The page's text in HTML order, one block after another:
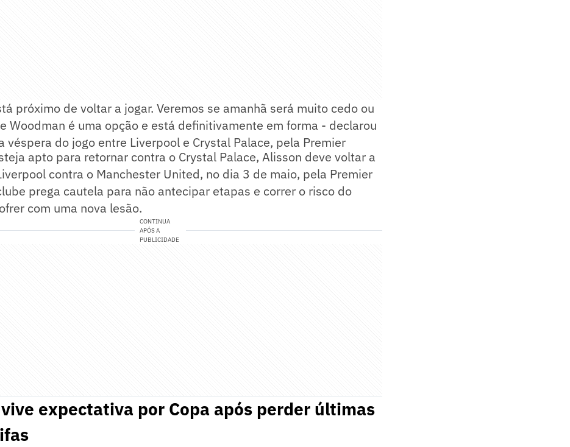
próximo de voltar a jogar. Veremos se amanhã será muito cedo ou
Woodman é uma opção e está definitivamente em forma - declarou
véspera do jogo entre Liverpool e Crystal Palace, pela Premier
apto para retornar contra o Crystal Palace, Alisson deve voltar a
contra o Manchester United, no dia 3 de maio, pela Premier
prega cautela para não antecipar etapas e correr o risco do
com uma nova lesão.
CONTINUA
APÓS A
PUBLICIDADE
expectativa por Copa após perder últimas